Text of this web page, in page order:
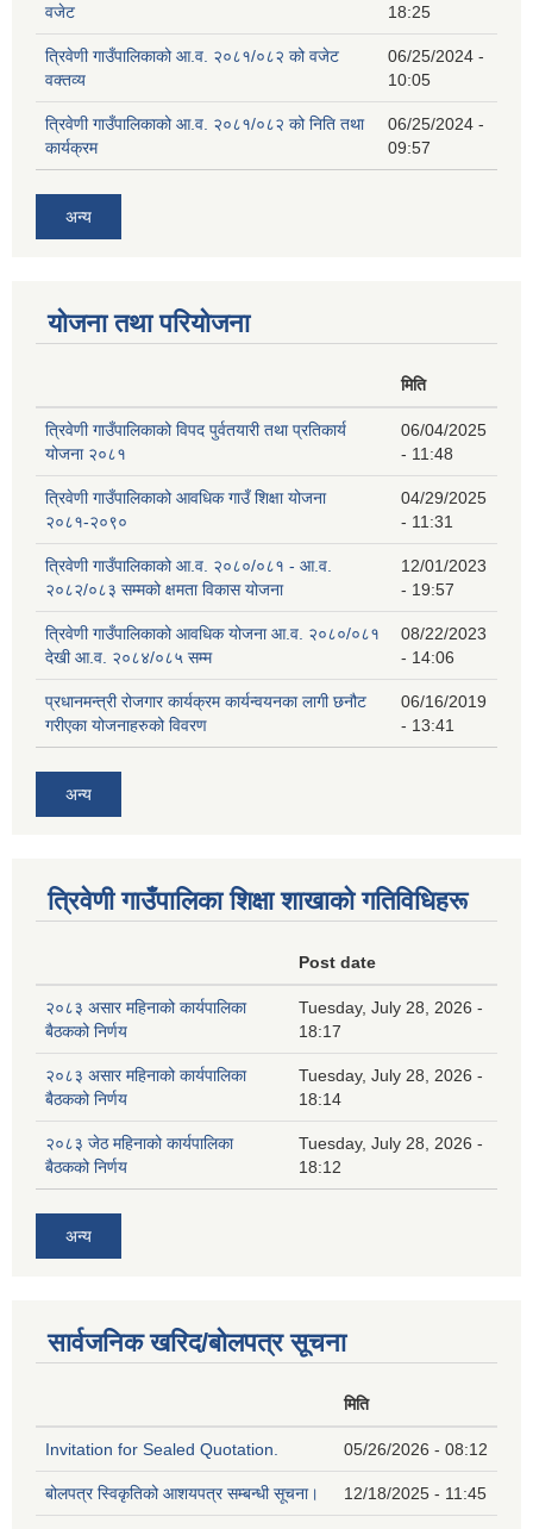
वजेट
18:25
त्रिवेणी गाउँपालिकाको आ.व. २०८१/०८२ को वजेट
वक्तव्य
06/25/2024 -
10:05
त्रिवेणी गाउँपालिकाको आ.व. २०८१/०८२ को निति तथा
कार्यक्रम
06/25/2024 -
09:57
अन्य
योजना तथा परियोजना
मिति
त्रिवेणी गाउँपालिकाको विपद पुर्वतयारी तथा प्रतिकार्य
योजना २०८१
06/04/2025
- 11:48
त्रिवेणी गाउँपालिकाको आवधिक गाउँ शिक्षा योजना
२०८१-२०९०
04/29/2025
- 11:31
त्रिवेणी गाउँपालिकाको आ.व. २०८०/०८१ - आ.व.
२०८२/०८३ सम्मको क्षमता विकास योजना
12/01/2023
- 19:57
त्रिवेणी गाउँपालिकाको आवधिक योजना आ.व. २०८०/०८१
देखी आ.व. २०८४/०८५ सम्म
08/22/2023
- 14:06
प्रधानमन्त्री रोजगार कार्यक्रम कार्यन्वयनका लागी छनौट
गरीएका योजनाहरुको विवरण
06/16/2019
- 13:41
अन्य
त्रिवेणी गाउँपालिका शिक्षा शाखाकाे गतिविधिहरू
Post date
२०८३ असार महिनाको कार्यपालिका
बैठकको निर्णय
Tuesday, July 28, 2026 -
18:17
२०८३ असार महिनाको कार्यपालिका
बैठकको निर्णय
Tuesday, July 28, 2026 -
18:14
२०८३ जेठ महिनाको कार्यपालिका
बैठकको निर्णय
Tuesday, July 28, 2026 -
18:12
अन्य
सार्वजनिक खरिद/बोलपत्र सूचना
मिति
Invitation for Sealed Quotation. 05/26/2026 - 08:12
बोलपत्र स्विकृतिको आशयपत्र सम्बन्धी सूचना। 12/18/2025 - 11:45